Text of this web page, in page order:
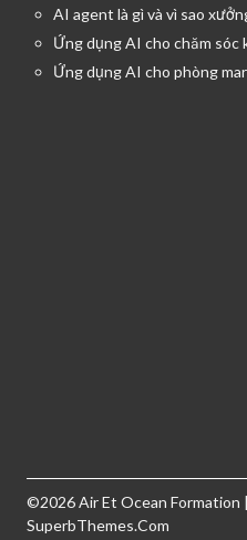
AI agent là gì và vì sao
Ứng dụng AI cho chăm sóc
Ứng dụng AI cho phòng
©2026 Air Et Ocean Formation
SuperbThemes.Com